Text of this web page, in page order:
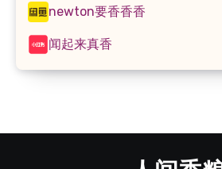
newton要香香香
闻起来真香